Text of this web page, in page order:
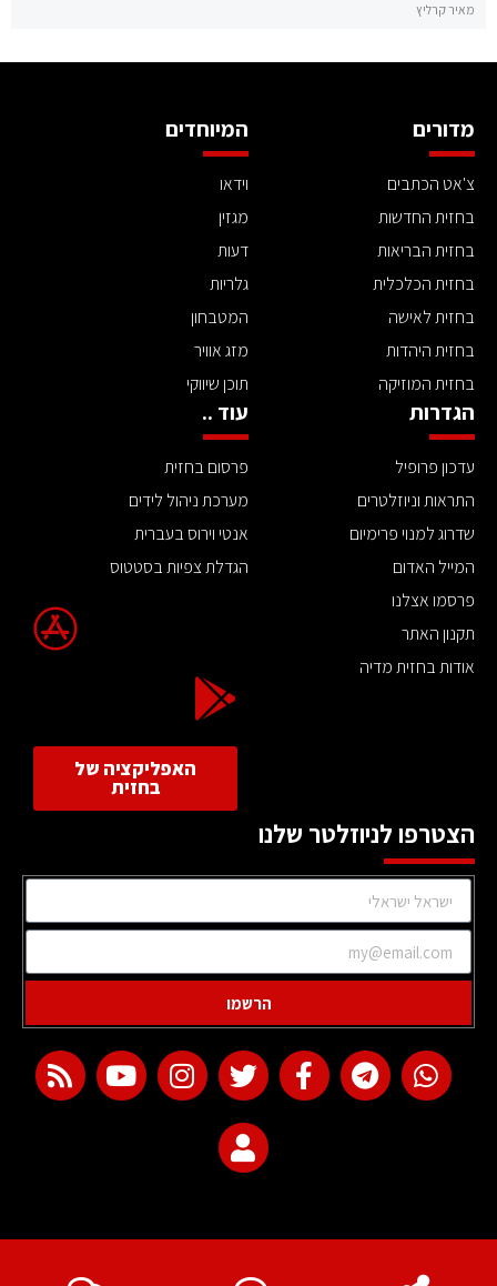
מאיר קרליץ
מדורים
צ'אט הכתבים
בחזית החדשות
בחזית הבריאות
בחזית הכלכלית
בחזית לאישה
בחזית היהדות
בחזית המוזיקה
המיוחדים
וידאו
מגזין
דעות
גלריות
המטבחון
מזג אוויר
תוכן שיווקי
הגדרות
עדכון פרופיל
התראות וניוזלטרים
שדרוג למנוי פרימיום
המייל האדום
פרסמו אצלנו
תקנון האתר
אודות בחזית מדיה
עוד ..
פרסום בחזית
מערכת ניהול לידים
אנטי וירוס בעברית
הגדלת צפיות בסטטוס
האפליקציה של
בחזית
הצטרפו לניוזלטר שלנו
הרשמו